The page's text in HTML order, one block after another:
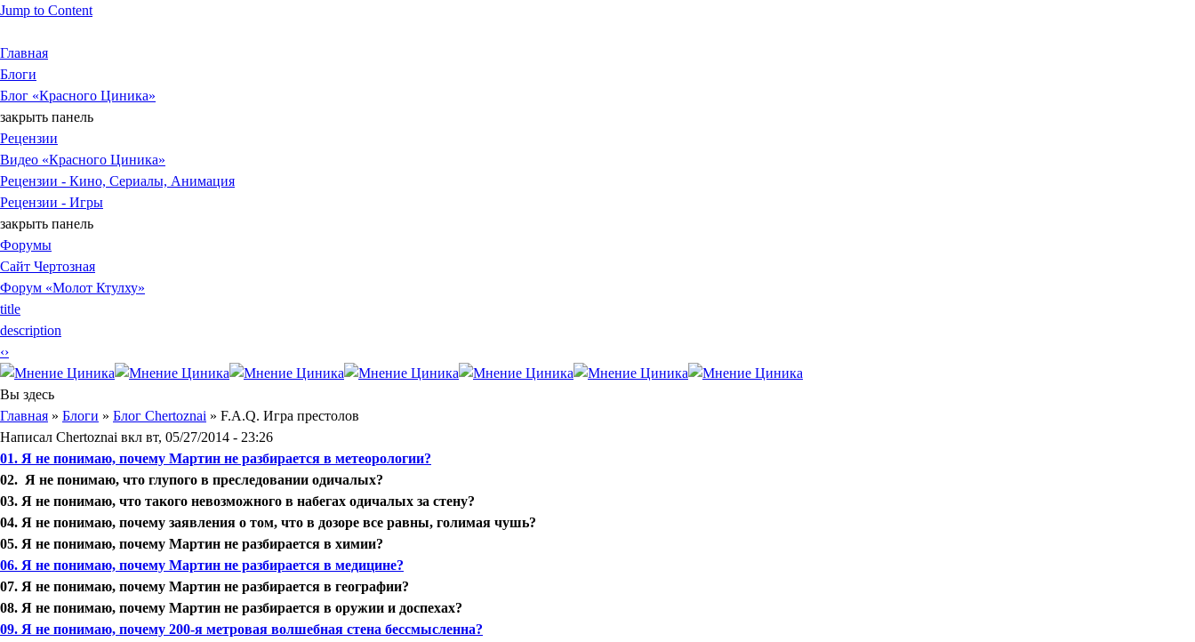
Jump to Content
Главная
Блоги
Блог «Красного Циника»
закрыть панель
Рецензии
Видео «Красного Циника»
Рецензии - Кино, Сериалы, Анимация
Рецензии - Игры
закрыть панель
Форумы
Сайт Чертозная
Форум «Молот Ктулху»
title
description
‹›
Вы здесь
Главная » Блоги » Блог Chertoznai » F.A.Q. Игра престолов
Написал Chertoznai вкл вт, 05/27/2014 - 23:26
01. Я не понимаю, почему Мартин не разбирается в метеорологии?
02. Я не понимаю, что глупого в преследовании одичалых?
03. Я не понимаю, что такого невозможного в набегах одичалых за стену?
04. Я не понимаю, почему заявления о том, что в дозоре все равны, голимая чушь?
05. Я не понимаю, почему Мартин не разбирается в химии?
06. Я не понимаю, почему Мартин не разбирается в медицине?
07. Я не понимаю, почему Мартин не разбирается в географии?
08. Я не понимаю, почему Мартин не разбирается в оружии и доспехах?
09. Я не понимаю, почему 200-я метровая волшебная стена бессмысленна?